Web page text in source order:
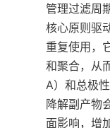
管理过滤周
核心原则驱
重复使用，
和聚合，从
A）和总极
降解副产物
面影响，增